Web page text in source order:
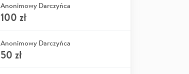
Anonimowy Darczyńca
100 zł
Anonimowy Darczyńca
50 zł